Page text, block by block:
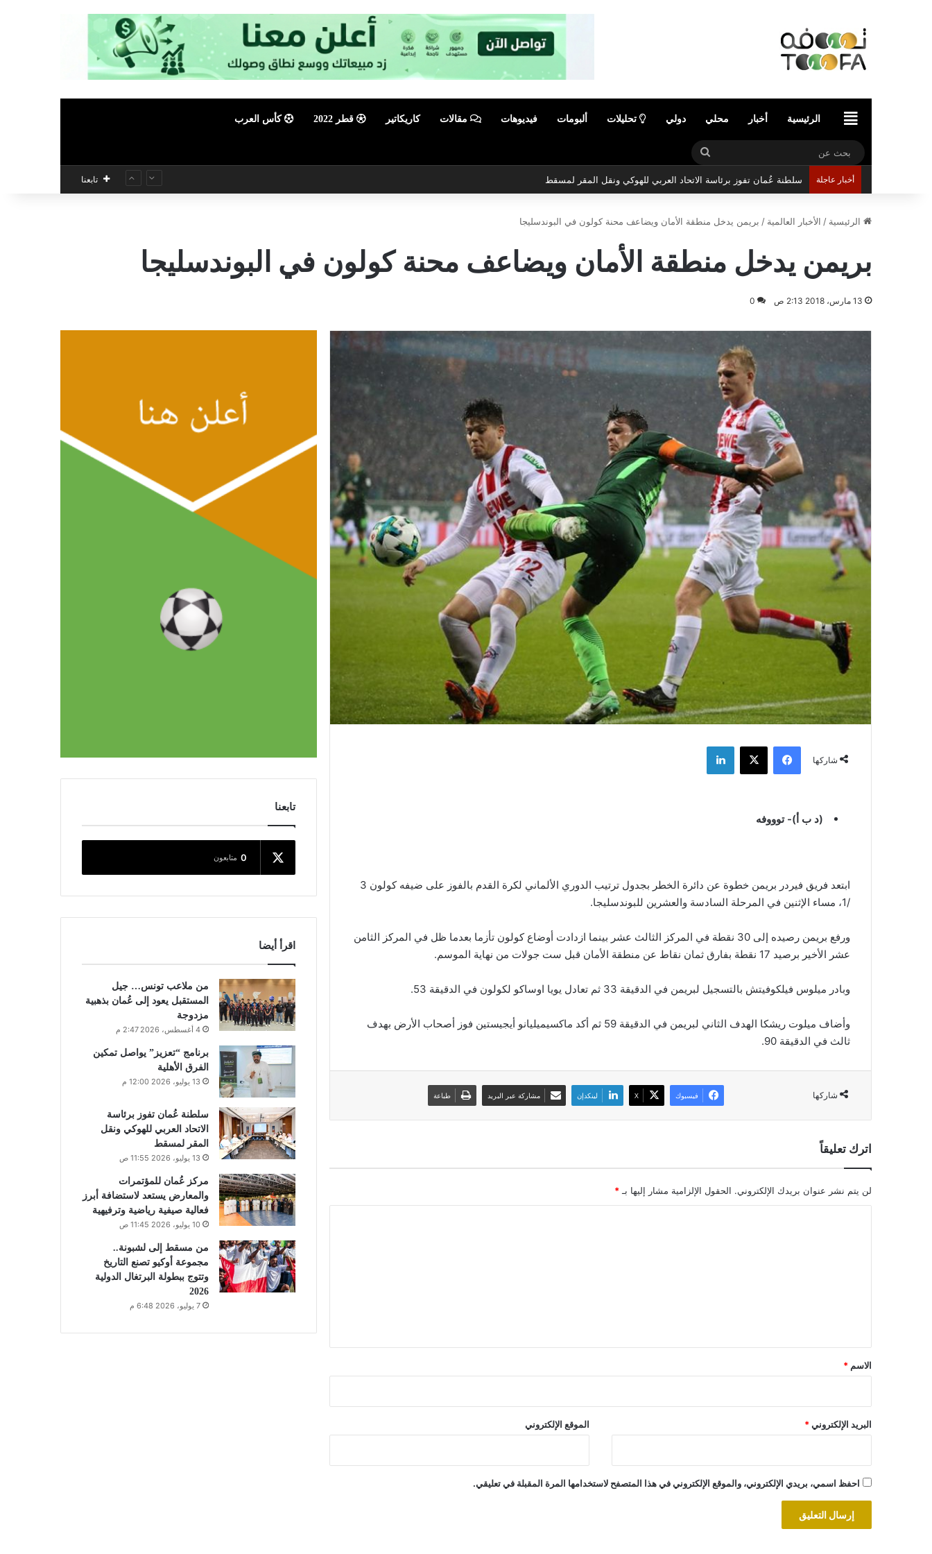
الرئيسيةالرئيسية أخبار محلي دولي تحليلات ألبومات فيديوهات مقالات كاريكاتير قطر 2022 كأس العرب
بحث
عن
أخبار عاجلة سلطنة عُمان تفوز برئاسة الاتحاد العربي للهوكي ونقل المقر لمسقط تابعنا
الرئيسية / الأخبار العالمية / بريمن يدخل منطقة الأمان ويضاعف محنة كولون في البوندسليجا
بريمن يدخل منطقة الأمان ويضاعف محنة كولون في البوندسليجا
13 مارس، 2018 2:13 ص 0
شاركها
فيسبوك ‫X لينكدإن
(د ب أ)- توووفه
ابتعد فريق فيردر بريمن خطوة عن دائرة الخطر بجدول ترتيب الدوري الألماني لكرة القدم بالفوز على ضيفه كولون 3
/1، مساء الإثنين في المرحلة السادسة والعشرين للبوندسليجا.
ورفع بريمن رصيده إلى 30 نقطة في المركز الثالث عشر بينما ازدادت أوضاع كولون تأزما بعدما ظل في المركز الثامن
عشر الأخير برصيد 17 نقطة بفارق ثمان نقاط عن منطقة الأمان قبل ست جولات من نهاية الموسم.
وبادر ميلوس فيلكوفيتش بالتسجيل لبريمن في الدقيقة 33 ثم تعادل يويا اوساكو لكولون في الدقيقة 53.
وأضاف ميلوت ريشكا الهدف الثاني لبريمن في الدقيقة 59 ثم أكد ماكسيميليانو أيجيستين فوز أصحاب الأرض بهدف
ثالث في الدقيقة 90.
شاركها فيسبوك ‫X لينكدإن مشاركة عبر البريد طباعة
اترك تعليقاً
لن يتم نشر عنوان بريدك الإلكتروني. الحقول الإلزامية مشار إليها بـ *
*
الاسم *
البريد الإلكتروني* الموقع الإلكتروني
احفظ اسمي، بريدي الإلكتروني، والموقع الإلكتروني في هذا المتصفح لاستخدامها المرة المقبلة في تعليقي.
تابعنا
0 متابعون
اقرأ أيضا
من ملاعب تونس… جيل
المستقبل يعود إلى عُمان بذهبية
مزدوجة
4 أغسطس، 2026 2:47 م
برنامج “تعزيز” يواصل تمكين
الفرق الأهلية
13 يوليو، 2026 12:00 م
سلطنة عُمان تفوز برئاسة
الاتحاد العربي للهوكي ونقل
المقر لمسقط
13 يوليو، 2026 11:55 ص
مركز عُمان للمؤتمرات
والمعارض يستعد لاستضافة أبرز
فعالية صيفية رياضية وترفيهية
10 يوليو، 2026 11:45 ص
من مسقط إلى لشبونة..
مجموعة أوكيو تصنع التاريخ
وتتوج ببطولة البرتغال الدولية
2026
7 يوليو، 2026 6:48 م